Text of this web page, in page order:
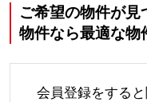
ご希望の物件が見
物件なら最適な物
会員登録をする